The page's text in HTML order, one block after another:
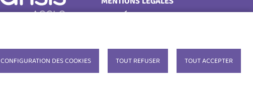
CONFIGURATION DES COOKIES TOUT REFUSER TOUT ACCEPTER
de
CONFORME
S'IDENTIFIER